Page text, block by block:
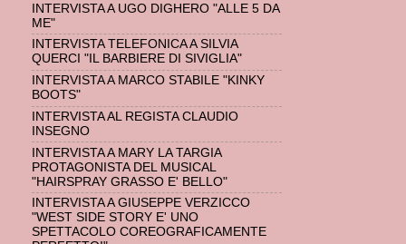
INTERVISTA A UGO DIGHERO "ALLE 5 DA
ME"
INTERVISTA TELEFONICA A SILVIA
QUERCI "IL BARBIERE DI SIVIGLIA"
INTERVISTA A MARCO STABILE "KINKY
BOOTS"
INTERVISTA AL REGISTA CLAUDIO
INSEGNO
INTERVISTA A MARY LA TARGIA
PROTAGONISTA DEL MUSICAL
"HAIRSPRAY GRASSO E' BELLO"
INTERVISTA A GIUSEPPE VERZICCO
"WEST SIDE STORY E' UNO
SPETTACOLO COREOGRAFICAMENTE